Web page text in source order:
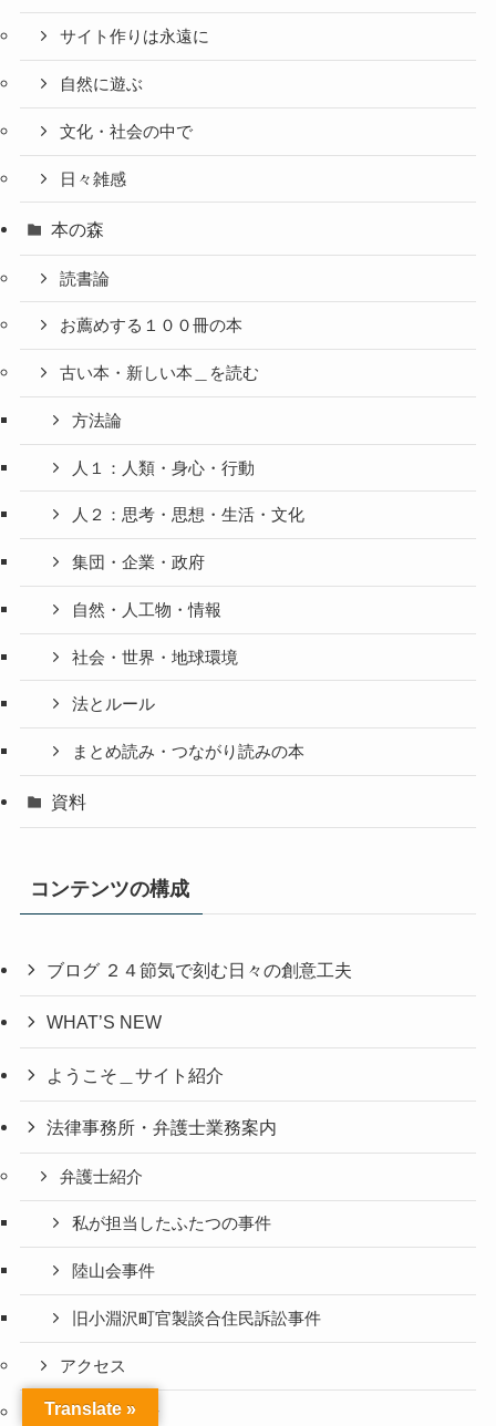
サイト作りは永遠に
自然に遊ぶ
文化・社会の中で
日々雑感
本の森
読書論
お薦めする１００冊の本
古い本・新しい本＿を読む
方法論
人１：人類・身心・行動
人２：思考・思想・生活・文化
集団・企業・政府
自然・人工物・情報
社会・世界・地球環境
法とルール
まとめ読み・つながり読みの本
資料
コンテンツの構成
ブログ ２４節気で刻む日々の創意工夫
WHAT’S NEW
ようこそ＿サイト紹介
法律事務所・弁護士業務案内
弁護士紹介
私が担当したふたつの事件
陸山会事件
旧小淵沢町官製談合住民訴訟事件
アクセス
お問い合わせ
Translate »